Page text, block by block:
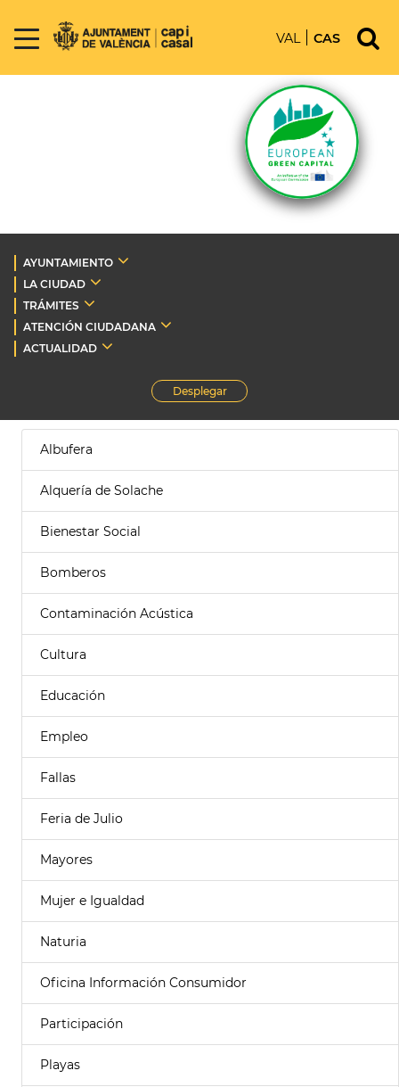
VAL CAS
AYUNTAMIENTO
LA CIUDAD
TRÁMITES
ATENCIÓN CIUDADANA
ACTUALIDAD
Desplegar
Albufera
Alquería de Solache
Bienestar Social
Bomberos
Contaminación Acústica
Cultura
Educación
Empleo
Fallas
Feria de Julio
Mayores
Mujer e Igualdad
Naturia
Oficina Información Consumidor
Participación
Playas